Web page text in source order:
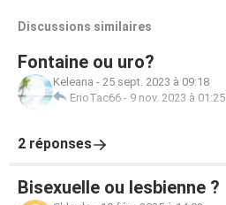
Discussions similaires
Fontaine ou uro?
Keleana - 25 sept. 2023 à 09:18
ErioTac66 - 9 nov. 2023 à 01:25
2 réponses
Bisexuelle ou lesbienne ?